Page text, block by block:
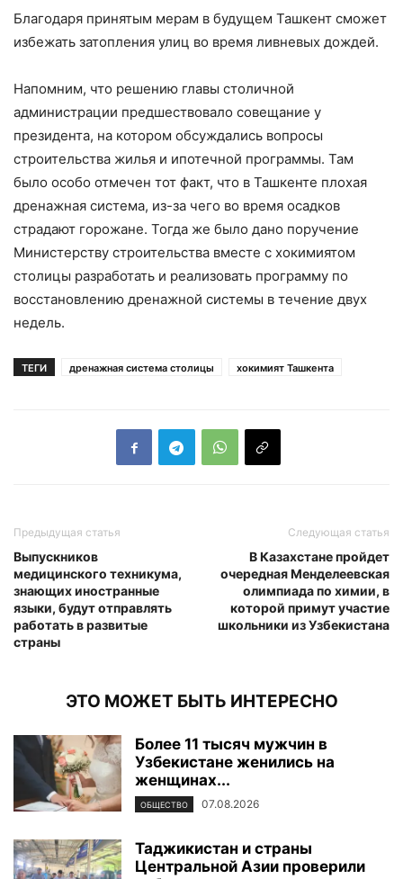
Благодаря принятым мерам в будущем Ташкент сможет
избежать затопления улиц во время ливневых дождей.
Напомним, что решению главы столичной
администрации предшествовало совещание у
президента, на котором обсуждались вопросы
строительства жилья и ипотечной программы. Там
было особо отмечен тот факт, что в Ташкенте плохая
дренажная система, из-за чего во время осадков
страдают горожане. Тогда же было дано поручение
Министерству строительства вместе с хокимиятом
столицы разработать и реализовать программу по
восстановлению дренажной системы в течение двух
недель.
ТЕГИ дренажная система столицы хокимият Ташкента
Предыдущая статья
Выпускников
медицинского техникума,
знающих иностранные
языки, будут отправлять
работать в развитые
страны
Следующая статья
В Казахстане пройдет
очередная Менделеевская
олимпиада по химии, в
которой примут участие
школьники из Узбекистана
ЭТО МОЖЕТ БЫТЬ ИНТЕРЕСНО
Более 11 тысяч мужчин в
Узбекистане женились на
женщинах...
ОБЩЕСТВО 07.08.2026
Таджикистан и страны
Центральной Азии проверили